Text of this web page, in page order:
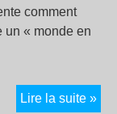
comment
un « monde en
Lire la suite »